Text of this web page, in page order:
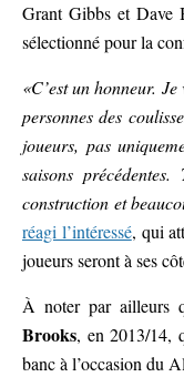
Grant Gibbs et Dave
sélectionné pour la
«C’est un honneur.
personnes des
joueurs, pas
saisons
construction et
réagi l’intéressé, qui
joueurs seront à ses
À noter par ailleurs
Brooks, en 2013/14,
banc à l’occasion du